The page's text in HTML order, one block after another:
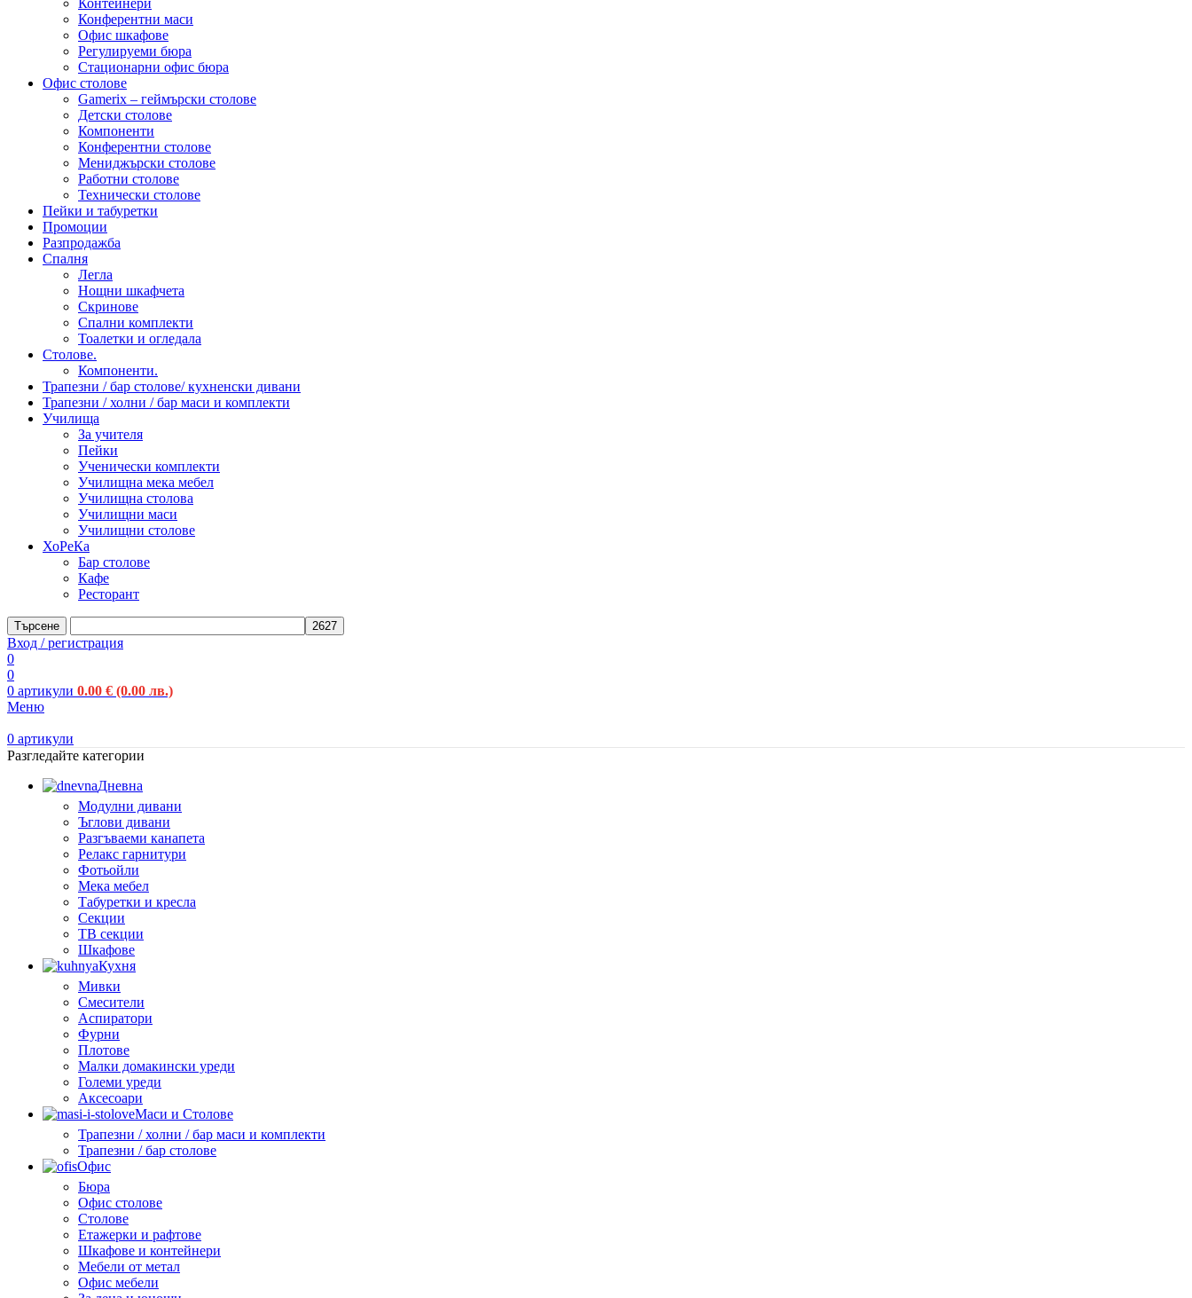
Контейнери
Конферентни маси
Офис шкафове
Регулируеми бюра
Стационарни офис бюра
Офис столове
Gamerix – геймърски столове
Детски столове
Компоненти
Конферентни столове
Мениджърски столове
Работни столове
Технически столове
Пейки и табуретки
Промоции
Разпродажба
Спалня
Легла
Нощни шкафчета
Скринове
Спални комплекти
Тоалетки и огледала
Столове.
Компоненти.
Трапезни / бар столове/ кухненски дивани
Трапезни / холни / бар маси и комплекти
Училища
За учителя
Пейки
Ученически комплекти
Училищна мека мебел
Училищна столова
Училищни маси
Училищни столове
ХоРеКа
Бар столове
Кафе
Ресторант
Търсене
Вход / регистрация
0
0
0 артикули 0.00 € (0.00 лв.)
Меню
0 артикули
Разгледайте категории
Дневна
Модулни дивани
Ъглови дивани
Разгъваеми канапета
Релакс гарнитури
Фотьойли
Мека мебел
Табуретки и кресла
Секции
ТВ секции
Шкафове
Кухня
Мивки
Смесители
Аспиратори
Фурни
Плотове
Малки домакински уреди
Големи уреди
Аксесоари
Маси и Столове
Трапезни / холни / бар маси и комплекти
Трапезни / бар столове
Офис
Бюра
Офис столове
Столове
Етажерки и рафтове
Шкафове и контейнери
Мебели от метал
Офис мебели